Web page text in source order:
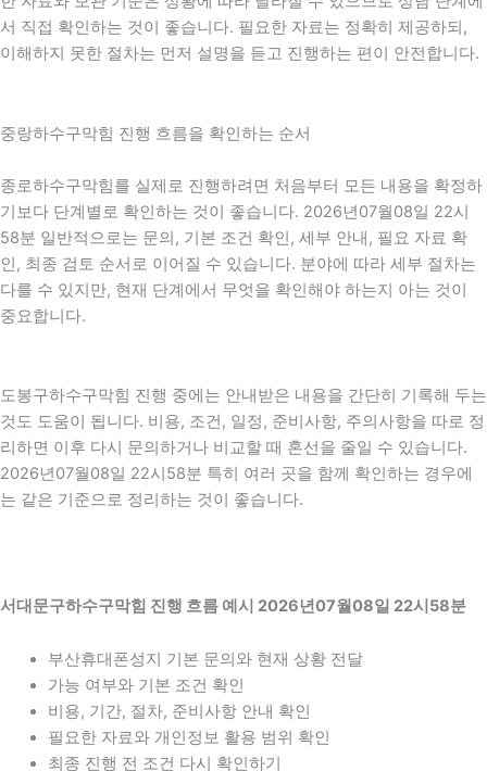
서 직접 확인하는 것이 좋습니다. 필요한 자료는 정확히 제공하되,
이해하지 못한 절차는 먼저 설명을 듣고 진행하는 편이 안전합니다.
중랑하수구막힘 진행 흐름을 확인하는 순서
종로하수구막힘를 실제로 진행하려면 처음부터 모든 내용을 확정하
기보다 단계별로 확인하는 것이 좋습니다. 2026년07월08일 22시
58분 일반적으로는 문의, 기본 조건 확인, 세부 안내, 필요 자료 확
인, 최종 검토 순서로 이어질 수 있습니다. 분야에 따라 세부 절차는
다를 수 있지만, 현재 단계에서 무엇을 확인해야 하는지 아는 것이
중요합니다.
도봉구하수구막힘 진행 중에는 안내받은 내용을 간단히 기록해 두는
것도 도움이 됩니다. 비용, 조건, 일정, 준비사항, 주의사항을 따로 정
리하면 이후 다시 문의하거나 비교할 때 혼선을 줄일 수 있습니다.
2026년07월08일 22시58분 특히 여러 곳을 함께 확인하는 경우에
는 같은 기준으로 정리하는 것이 좋습니다.
서대문구하수구막힘 진행 흐름 예시 2026년07월08일 22시58분
부산휴대폰성지 기본 문의와 현재 상황 전달
가능 여부와 기본 조건 확인
비용, 기간, 절차, 준비사항 안내 확인
필요한 자료와 개인정보 활용 범위 확인
최종 진행 전 조건 다시 확인하기